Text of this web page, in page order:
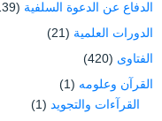
الدفاع عن الدعوة السلفية (139)
الدورات العلمية (21)
الفتاوى (420)
القرآن وعلومه (1)
القرآءات والتجويد (1)